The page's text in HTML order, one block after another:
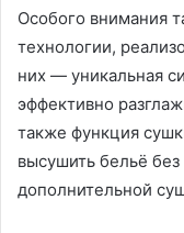
Особого внимания
технологии,
них — уникальная
эффективно
также функция
высушить бельё
дополнительной